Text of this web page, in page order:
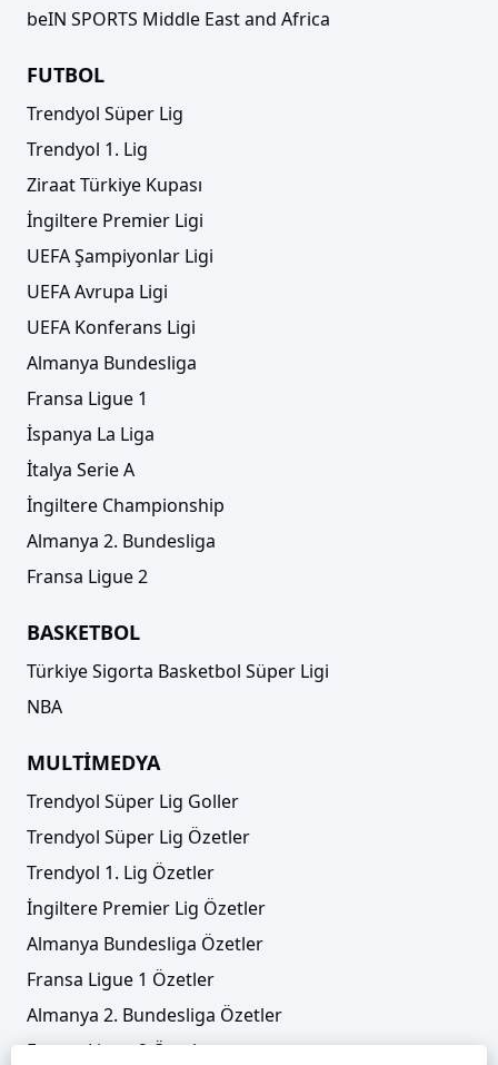
beIN SPORTS Middle East and Africa
FUTBOL
Trendyol Süper Lig
Trendyol 1. Lig
Ziraat Türkiye Kupası
İngiltere Premier Ligi
UEFA Şampiyonlar Ligi
UEFA Avrupa Ligi
UEFA Konferans Ligi
Almanya Bundesliga
Fransa Ligue 1
İspanya La Liga
İtalya Serie A
İngiltere Championship
Almanya 2. Bundesliga
Fransa Ligue 2
BASKETBOL
Türkiye Sigorta Basketbol Süper Ligi
NBA
MULTİMEDYA
Trendyol Süper Lig Goller
Trendyol Süper Lig Özetler
Trendyol 1. Lig Özetler
İngiltere Premier Lig Özetler
Almanya Bundesliga Özetler
Fransa Ligue 1 Özetler
Almanya 2. Bundesliga Özetler
Fransa Ligue 2 Özetler